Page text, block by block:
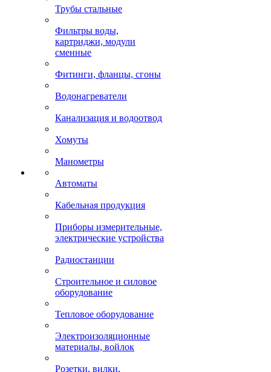
Трубы стальные
Фильтры воды,
картриджи, модули
сменные
Фитинги, фланцы, сгоны
Водонагреватели
Канализация и водоотвод
Хомуты
Манометры
Автоматы
Кабельная продукция
Приборы измерительные,
электрические устройства
Радиостанции
Строительное и силовое
оборудование
Тепловое оборудование
Электроизоляционные
материалы, войлок
Розетки, вилки,